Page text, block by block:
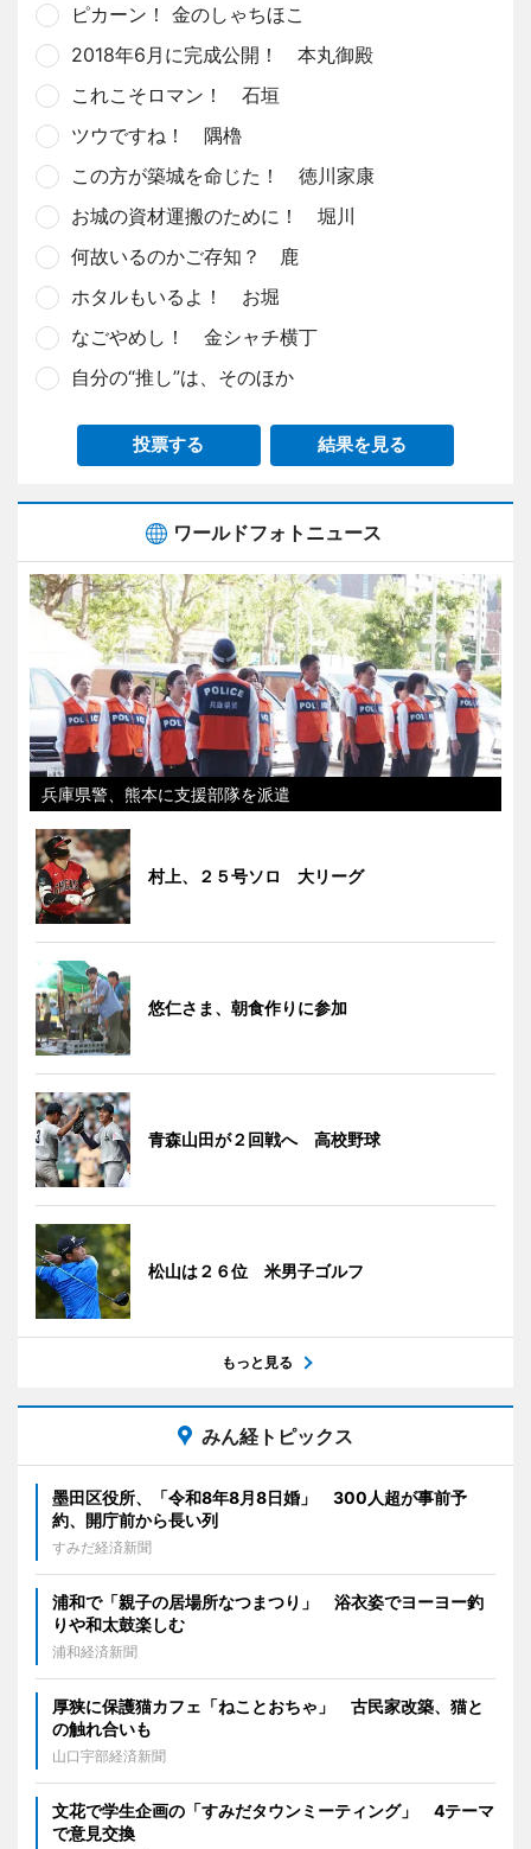
ピカーン！ 金のしゃちほこ
2018年6月に完成公開！ 本丸御殿
これこそロマン！ 石垣
ツウですね！ 隅櫓
この方が築城を命じた！ 徳川家康
お城の資材運搬のために！ 堀川
何故いるのかご存知？ 鹿
ホタルもいるよ！ お堀
なごやめし！ 金シャチ横丁
自分の“推し”は、そのほか
投票する 結果を見る
ワールドフォトニュース
兵庫県警、熊本に支援部隊を派遣
村上、２５号ソロ 大リーグ
悠仁さま、朝食作りに参加
青森山田が２回戦へ 高校野球
松山は２６位 米男子ゴルフ
もっと見る
みん経トピックス
墨田区役所、「令和8年8月8日婚」 300人超が事前予
約、開庁前から長い列
すみだ経済新聞
浦和で「親子の居場所なつまつり」 浴衣姿でヨーヨー釣
りや和太鼓楽しむ
浦和経済新聞
厚狭に保護猫カフェ「ねことおちゃ」 古民家改築、猫と
の触れ合いも
山口宇部経済新聞
文花で学生企画の「すみだタウンミーティング」 4テーマ
で意見交換